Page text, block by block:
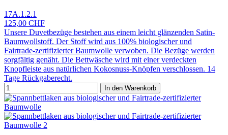
17A.1.2.1
125,00 CHF
Unsere Duvetbezüge bestehen aus einem leicht glänzenden Satin-
Baumwollstoff. Der Stoff wird aus 100% biologischer und
Fairtrade-zertifizierter Baumwolle verwoben. Die Bezüge werden
sorgfältig genäht. Die Bettwäsche wird mit einer verdeckten
Knopfleiste aus natürlichen Kokosnuss-Knöpfen verschlossen. 14
Tage Rückgaberecht.
In den Warenkorb